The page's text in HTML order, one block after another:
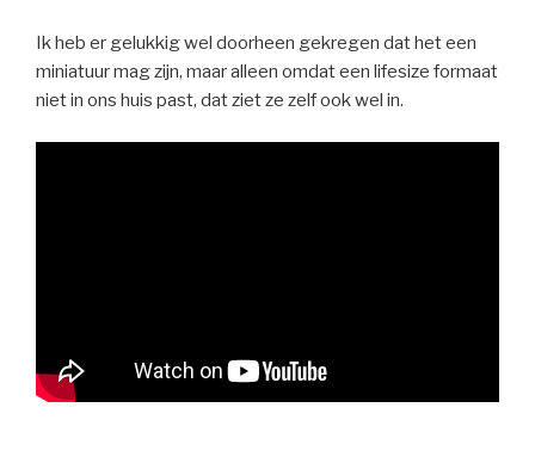
Ik heb er gelukkig wel doorheen gekregen dat het een
miniatuur mag zijn, maar alleen omdat een lifesize formaat
niet in ons huis past, dat ziet ze zelf ook wel in.